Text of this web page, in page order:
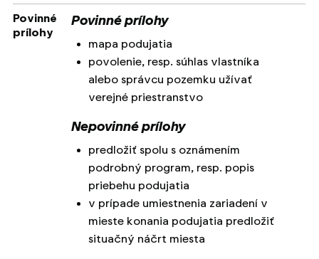
Povinné
prílohy
Povinné prílohy
mapa podujatia
povolenie, resp. súhlas vlastníka
alebo správcu pozemku užívať
verejné priestranstvo
Nepovinné prílohy
predložiť spolu s oznámením
podrobný program, resp. popis
priebehu podujatia
v prípade umiestnenia zariadení v
mieste konania podujatia predložiť
situačný náčrt miesta